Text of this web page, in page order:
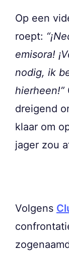
Op een
roept:
emisora!
nodig, ik
hierheen!”
dreigend
klaar om
jager zou
Volgens